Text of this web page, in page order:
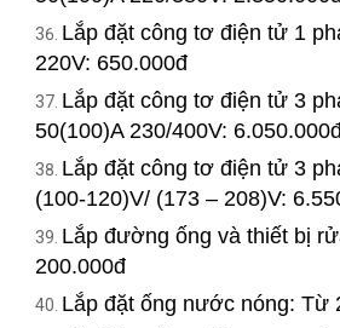
Lắp đặt công tơ điện tử 1
220V: 650.000đ
Lắp đặt công tơ điện tử 3
50(100)A 230/400V:
Lắp đặt công tơ điện tử 3
(100-120)V/ (173 – 208)V:
Lắp đường ống và thiết bị
200.000đ
Lắp đặt ống nước nóng: Từ